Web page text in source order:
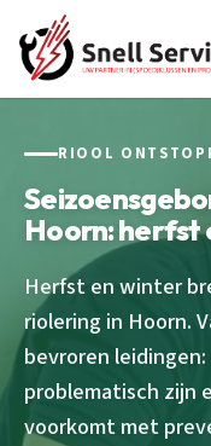
RIOOL
Hoorn: herfst
Herfst en winter
riolering in Hoorn.
bevroren
problematisch zijn
voorkomt met